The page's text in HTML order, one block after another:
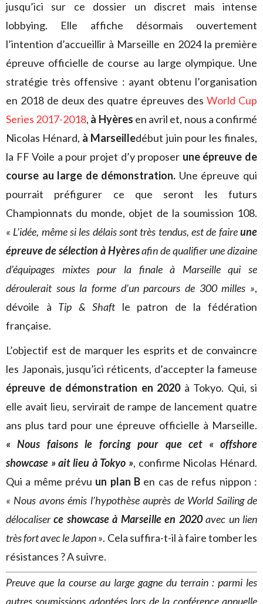
jusqu’ici sur ce dossier un discret mais intense
lobbying. Elle affiche désormais ouvertement
l’intention d’accueillir à Marseille en 2024 la première
épreuve officielle de course au large olympique. Une
stratégie très offensive : ayant obtenu l’organisation
en 2018 de deux des quatre épreuves des World Cup
Series 2017-2018, à Hyères en avril et, nous a confirmé
Nicolas Hénard, à Marseilledébut juin pour les finales,
la FF Voile a pour projet d’y proposer une épreuve de
course au large de démonstration. Une épreuve qui
pourrait préfigurer ce que seront les futurs
Championnats du monde, objet de la soumission 108.
« L’idée, même si les délais sont très tendus, est de faireune
épreuve de sélection à Hyèresafin de qualifier une dizaine
d’équipages mixtes pour la finale à Marseille qui se
déroulerait sous la forme d’un parcours de 300 milles »,
dévoile à Tip & Shaftle patron de la fédération
française.
L’objectif est de marquer les esprits et de convaincre
les Japonais, jusqu’ici réticents, d’accepter la fameuse
épreuve de démonstration en 2020à Tokyo. Qui, si
elle avait lieu, servirait de rampe de lancement quatre
ans plus tard pour une épreuve officielle à Marseille.
« Nous faisons le forcing pour que cet « offshore
showcase » ait lieu à Tokyo », confirme Nicolas Hénard.
Qui a même prévu un plan B en cas de refus nippon :
« Nous avons émis l’hypothèse auprès de World Sailing de
délocaliserce showcase à Marseille en 2020avec un lien
très fort avec le Japon ». Cela suffira-t-il à faire tomber les
résistances ? A suivre.
Preuve que la course au large gagne du terrain : parmi les
autres soumissions adoptées lors de la conférence annuelle